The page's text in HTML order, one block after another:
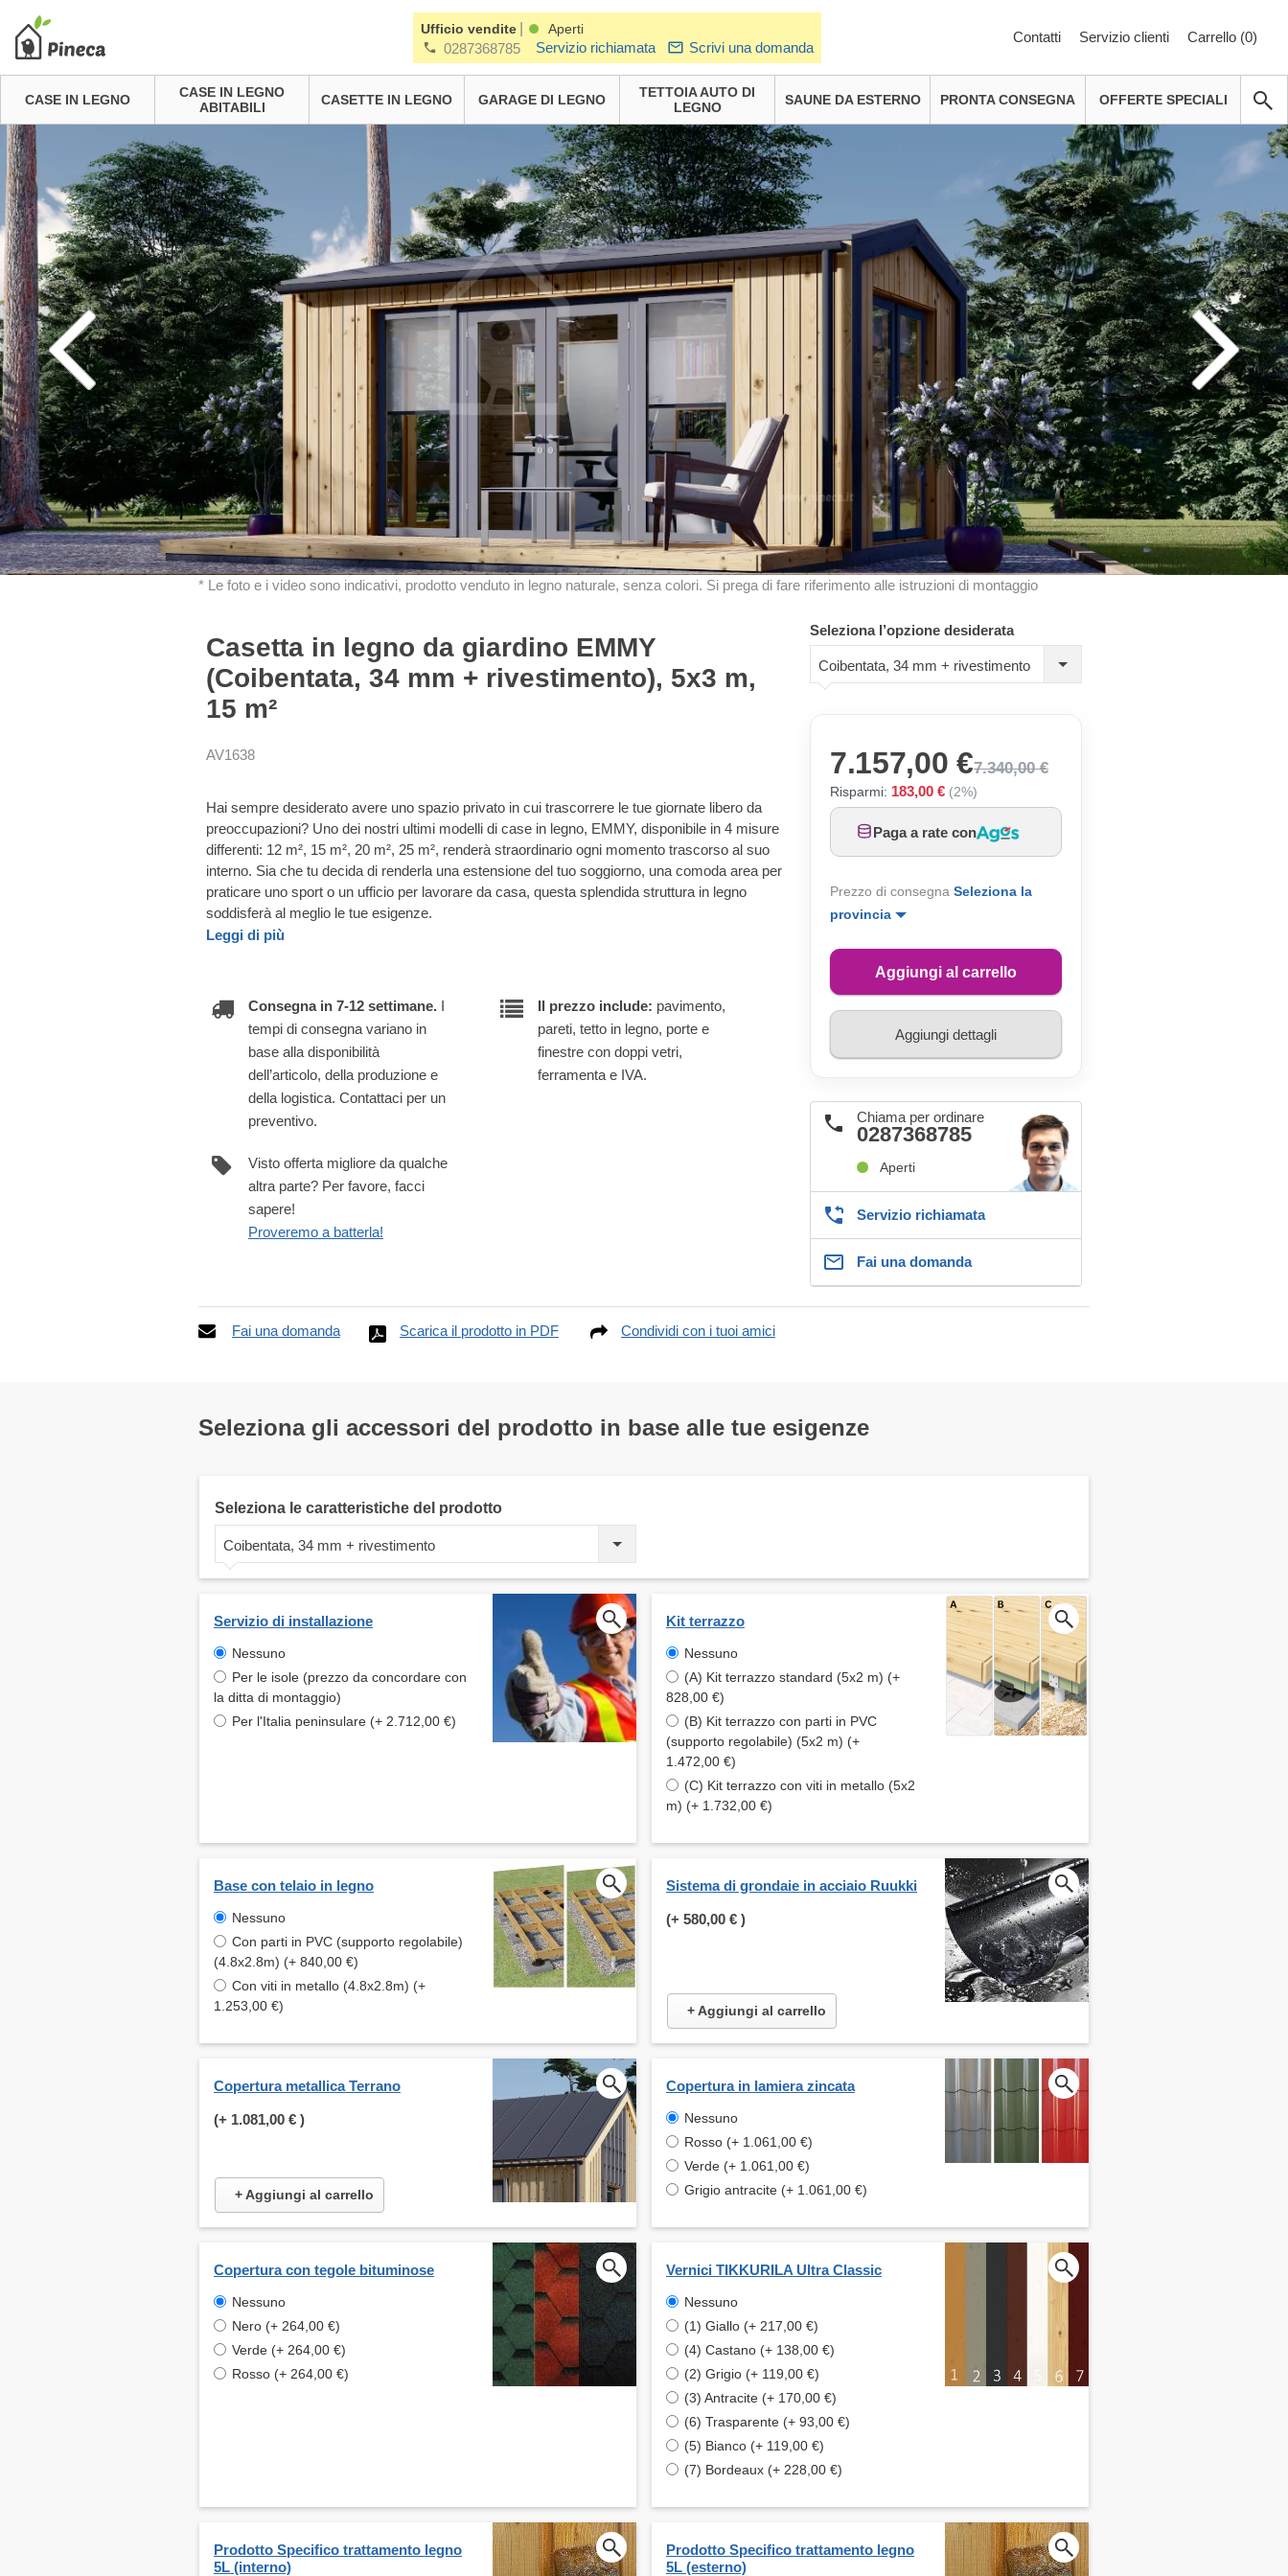
Ufficio vendite Aperti
0287368785 Servizio richiamata Scrivi una domanda
Contatti Servizio clienti Carrello (0)
CASE IN LEGNO
CASE IN LEGNO
ABITABILI
CASETTE IN LEGNO GARAGE DI LEGNO
TETTOIA AUTO DI
LEGNO
SAUNE DA ESTERNO PRONTA CONSEGNA OFFERTE SPECIALI
* Le foto e i video sono indicativi, prodotto venduto in legno naturale, senza colori. Si prega di fare riferimento alle istruzioni di montaggio
Casetta in legno da giardino EMMY
(Coibentata, 34 mm + rivestimento), 5x3 m,
15 m²
AV1638
Hai sempre desiderato avere uno spazio privato in cui trascorrere le tue giornate libero da
preoccupazioni? Uno dei nostri ultimi modelli di case in legno, EMMY, disponibile in 4 misure
differenti: 12 m², 15 m², 20 m², 25 m², renderà straordinario ogni momento trascorso al suo
interno. Sia che tu decida di renderla una estensione del tuo soggiorno, una comoda area per
praticare uno sport o un ufficio per lavorare da casa, questa splendida struttura in legno
soddisferà al meglio le tue esigenze.
Leggi di più
Consegna in 7-12 settimane. I
tempi di consegna variano in
base alla disponibilità
dell’articolo, della produzione e
della logistica. Contattaci per un
preventivo.
Il prezzo include: pavimento,
pareti, tetto in legno, porte e
finestre con doppi vetri,
ferramenta e IVA.
Visto offerta migliore da qualche
altra parte? Per favore, facci
sapere!
Proveremo a batterla!
Seleziona l’opzione desiderata
Coibentata, 34 mm + rivestimento
7.157,00 €7.340,00 €
Risparmi: 183,00 € (2%)
Paga a rate con
Prezzo di consegna Seleziona la
provincia
Aggiungi al carrello
Aggiungi dettagli
Chiama per ordinare
0287368785
Aperti
Servizio richiamata
Fai una domanda
Fai una domanda Scarica il prodotto in PDF Condividi con i tuoi amici
Seleziona gli accessori del prodotto in base alle tue esigenze
Seleziona le caratteristiche del prodotto
Coibentata, 34 mm + rivestimento
Servizio di installazione
Nessuno
Per le isole (prezzo da concordare con
la ditta di montaggio)
Per l'Italia peninsulare (+ 2.712,00 €)
Kit terrazzo
Nessuno
(A) Kit terrazzo standard (5x2 m) (+
828,00 €)
(B) Kit terrazzo con parti in PVC
(supporto regolabile) (5x2 m) (+
1.472,00 €)
(C) Kit terrazzo con viti in metallo (5x2
m) (+ 1.732,00 €)
Base con telaio in legno
Nessuno
Con parti in PVC (supporto regolabile)
(4.8x2.8m) (+ 840,00 €)
Con viti in metallo (4.8x2.8m) (+
1.253,00 €)
Sistema di grondaie in acciaio Ruukki
(+ 580,00 € )
+ Aggiungi al carrello
Copertura metallica Terrano
(+ 1.081,00 € )
+ Aggiungi al carrello
Copertura in lamiera zincata
Nessuno
Rosso (+ 1.061,00 €)
Verde (+ 1.061,00 €)
Grigio antracite (+ 1.061,00 €)
Copertura con tegole bituminose
Nessuno
Nero (+ 264,00 €)
Verde (+ 264,00 €)
Rosso (+ 264,00 €)
Vernici TIKKURILA Ultra Classic
Nessuno
(1) Giallo (+ 217,00 €)
(4) Castano (+ 138,00 €)
(2) Grigio (+ 119,00 €)
(3) Antracite (+ 170,00 €)
(6) Trasparente (+ 93,00 €)
(5) Bianco (+ 119,00 €)
(7) Bordeaux (+ 228,00 €)
Prodotto Specifico trattamento legno
5L (interno)
Prodotto Specifico trattamento legno
5L (esterno)